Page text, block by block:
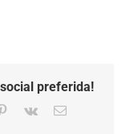
preferida!
Pinterest
Vk Email: